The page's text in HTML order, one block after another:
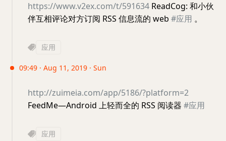
https://www.v2ex.com/t/591634 ReadCog: 和小伙
伴互相评论对方订阅 RSS 信息流的 web #应用 。
应用
09:49 · Aug 11, 2019 · Sun
http://zuimeia.com/app/5186/?platform=2
FeedMe—Android 上轻而全的 RSS 阅读器 #应用
应用